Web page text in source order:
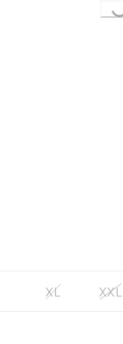
Loading...
XL XXL